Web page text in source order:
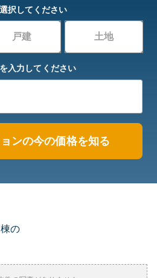
択してください
戸建 土地
入力してください
ンの今の価格を知る
の